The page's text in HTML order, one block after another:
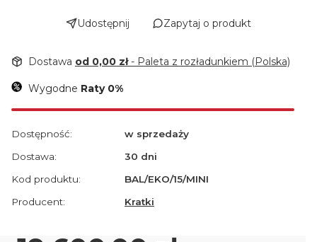
Udostępnij Zapytaj o produkt
Dostawa od 0,00 zł- Paleta z rozładunkiem (Polska)
Wygodne Raty 0%
Dostępność:
w sprzedaży
Dostawa:
30 dni
Kod produktu:
BAL/EKO/15/MINI
Producent:
Kratki